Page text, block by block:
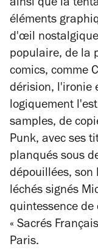
ainsi que la
éléments
d'œil
populaire, de la
comics, comme
dérision, l'ironie
logiquement
samples, de
Punk, avec ses
planqués sous
dépouillées, son
léchés signés
quintessence de
« Sacrés
Paris.